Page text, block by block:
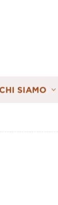
CHI SIAMO